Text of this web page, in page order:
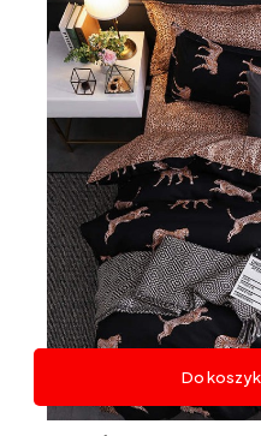
Do